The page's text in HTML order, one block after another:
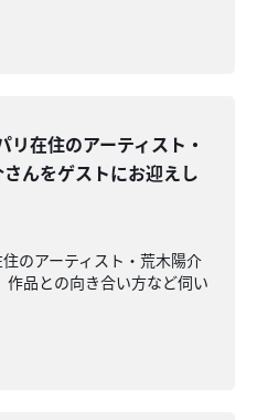
在住のアーティスト・
んをゲストにお迎えし
のアーティスト・荒木陽介
作品との向き合い方など伺い